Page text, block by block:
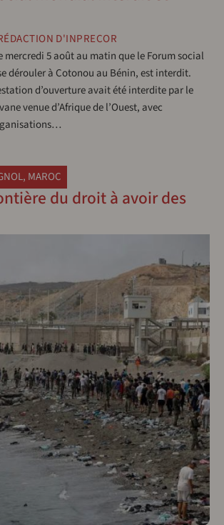
D'INPRECOR
mercredi 5 août au matin que le Forum social
dérouler à Cotonou au Bénin, est interdit.
d’ouverture avait été interdite par le
venue d’Afrique de l’Ouest, avec
, MAROC
du droit à avoir des